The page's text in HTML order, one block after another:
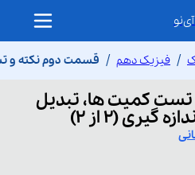
فیزیک دهم قسمت دوم نکته و تست
تست کمیت ها، تبدیل
گیری (۲ از ۲)